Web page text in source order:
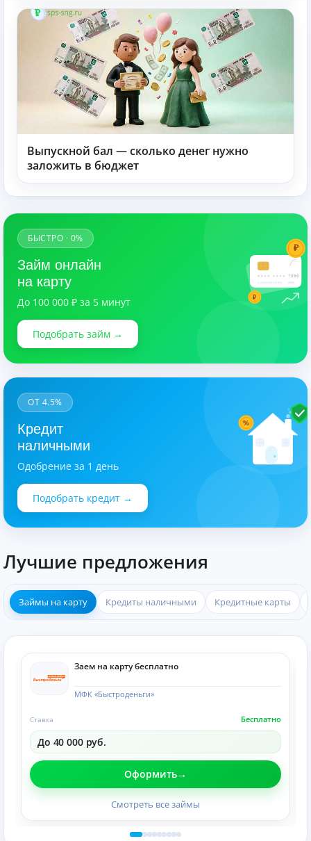
Выпускной бал — сколько денег нужно
заложить в бюджет
7890
CARDHOLDER 03/28
₽
₽
БЫСТРО · 0%
Займ онлайн
на карту
До 100 000 ₽ за 5 минут
Подобрать займ →
%
ОТ 4.5%
Кредит
наличными
Одобрение за 1 день
Подобрать кредит →
Лучшие предложения
Займы на карту Кредиты наличными Кредитные карты
Заем на карту бесплатно
МФК «Быстроденьги»
Бесплатно
Ставка
До 40 000 руб.
Оформить
Смотреть все займы